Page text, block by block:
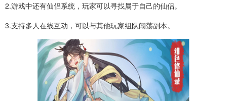
2.游戏中还有仙侣系统，玩家可以寻找属于自己的仙侣。
3.支持多人在线互动，可以与其他玩家组队闯荡副本。